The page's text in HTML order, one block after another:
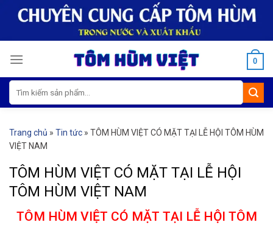
0
Tìm
kiếm:
Trang chủ » Tin tức » TÔM HÙM VIỆT CÓ MẶT TẠI LỄ HỘI TÔM HÙM
VIỆT NAM
TÔM HÙM VIỆT CÓ MẶT TẠI LỄ HỘI
TÔM HÙM VIỆT NAM
TÔM HÙM VIỆT CÓ MẶT TẠI LỄ HỘI TÔM